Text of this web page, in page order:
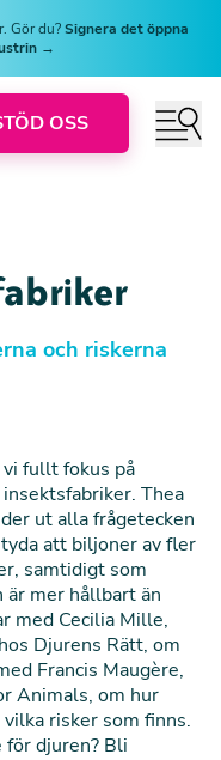
Gör du?Signera det öppna
→
OSS
och riskerna
vi fullt fokus på
Thea
ut alla frågetecken
att biljoner av fler
samtidigt som
är mer hållbart än
med Cecilia Mille,
Djurens Rätt, om
Francis Maugère,
Animals, om hur
risker som finns.
djuren? Bli